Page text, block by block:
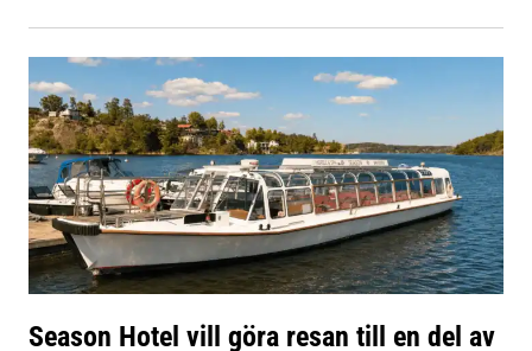
Season Hotel vill göra resan till en del av